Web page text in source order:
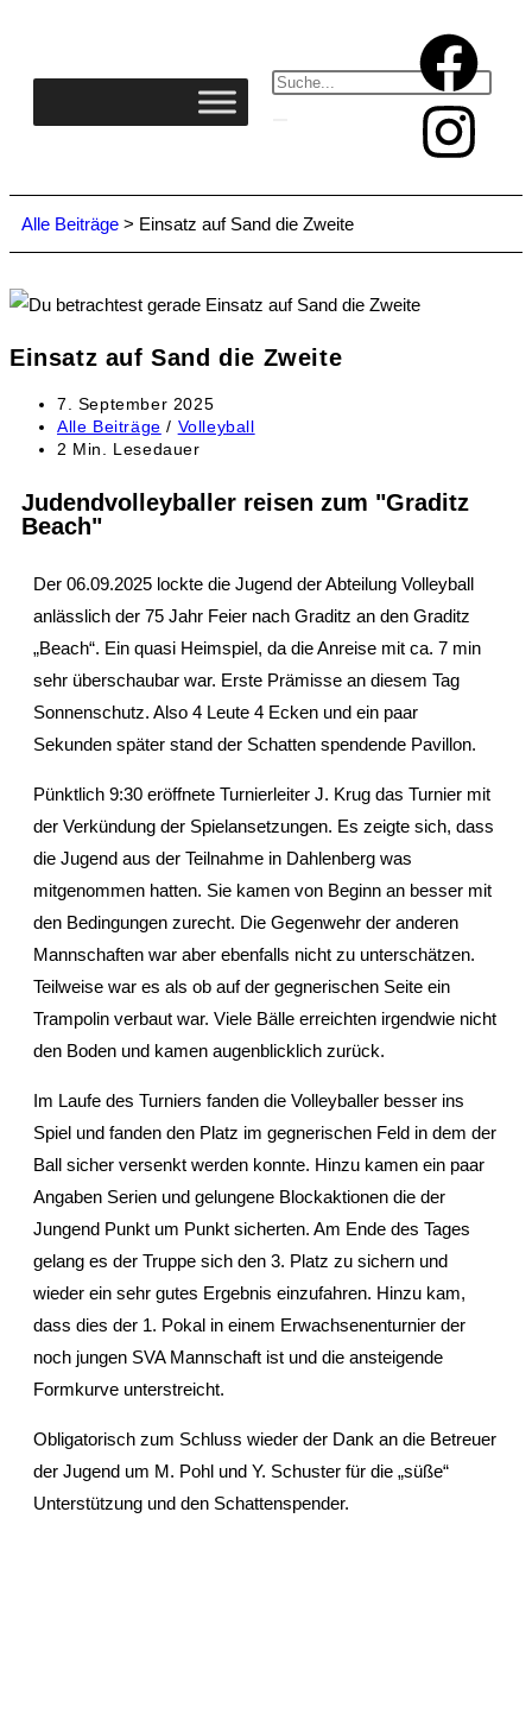
Alle Beiträge > Einsatz auf Sand die Zweite
Einsatz auf Sand die Zweite
7. September 2025
Alle Beiträge / Volleyball
2 Min. Lesedauer
Judendvolleyballer reisen zum "Graditz
Beach"
Der 06.09.2025 lockte die Jugend der Abteilung Volleyball
anlässlich der 75 Jahr Feier nach Graditz an den Graditz
„Beach“. Ein quasi Heimspiel, da die Anreise mit ca. 7 min
sehr überschaubar war. Erste Prämisse an diesem Tag
Sonnenschutz. Also 4 Leute 4 Ecken und ein paar
Sekunden später stand der Schatten spendende Pavillon.
Pünktlich 9:30 eröffnete Turnierleiter J. Krug das Turnier mit
der Verkündung der Spielansetzungen. Es zeigte sich, dass
die Jugend aus der Teilnahme in Dahlenberg was
mitgenommen hatten. Sie kamen von Beginn an besser mit
den Bedingungen zurecht. Die Gegenwehr der anderen
Mannschaften war aber ebenfalls nicht zu unterschätzen.
Teilweise war es als ob auf der gegnerischen Seite ein
Trampolin verbaut war. Viele Bälle erreichten irgendwie nicht
den Boden und kamen augenblicklich zurück.
Im Laufe des Turniers fanden die Volleyballer besser ins
Spiel und fanden den Platz im gegnerischen Feld in dem der
Ball sicher versenkt werden konnte. Hinzu kamen ein paar
Angaben Serien und gelungene Blockaktionen die der
Jungend Punkt um Punkt sicherten. Am Ende des Tages
gelang es der Truppe sich den 3. Platz zu sichern und
wieder ein sehr gutes Ergebnis einzufahren. Hinzu kam,
dass dies der 1. Pokal in einem Erwachsenenturnier der
noch jungen SVA Mannschaft ist und die ansteigende
Formkurve unterstreicht.
Obligatorisch zum Schluss wieder der Dank an die Betreuer
der Jugend um M. Pohl und Y. Schuster für die „süße“
Unterstützung und den Schattenspender.